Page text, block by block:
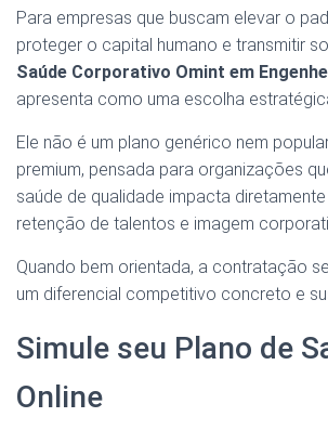
Para empresas que buscam elevar o
proteger o capital humano e transmitir
Saúde Corporativo Omint em
apresenta como uma escolha
Ele não é um plano genérico nem
premium, pensada para organizações
saúde de qualidade impacta
retenção de talentos e imagem
Quando bem orientada, a contratação
um diferencial competitivo concreto e
Simule seu Plano de
Online